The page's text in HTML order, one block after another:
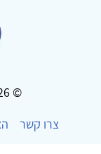
© 2002-2026 כל הזכויות שמורות
צרו קשר